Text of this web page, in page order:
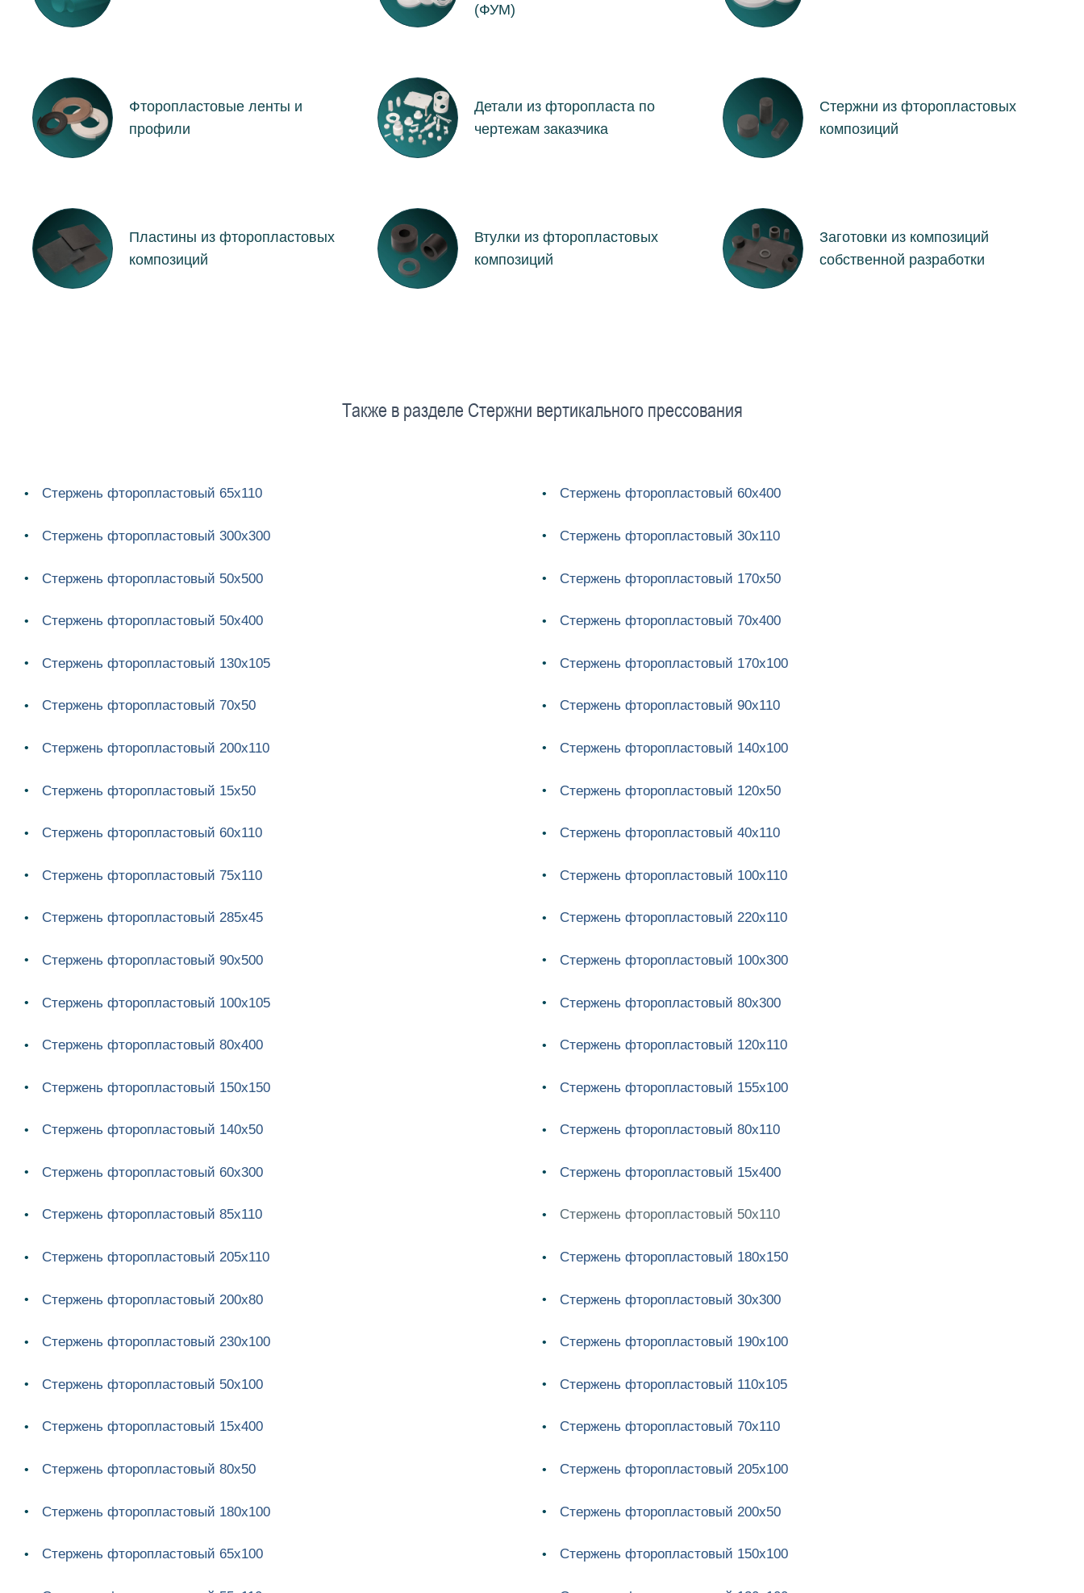
(ФУМ)
Фторопластовые ленты и
профили
Детали из фторопласта по
чертежам заказчика
Стержни из фторопластовых
композиций
Пластины из фторопластовых
композиций
Втулки из фторопластовых
композиций
Заготовки из композиций
собственной разработки
Также в разделе Cтержни вертикального прессования
Стержень фторопластовый 65х110 Стержень фторопластовый 60х400
Стержень фторопластовый 300х300 Стержень фторопластовый 30х110
Стержень фторопластовый 50х500 Стержень фторопластовый 170х50
Стержень фторопластовый 50х400 Стержень фторопластовый 70х400
Стержень фторопластовый 130х105 Стержень фторопластовый 170х100
Стержень фторопластовый 70х50 Стержень фторопластовый 90х110
Стержень фторопластовый 200х110 Стержень фторопластовый 140х100
Стержень фторопластовый 15х50 Стержень фторопластовый 120х50
Стержень фторопластовый 60х110 Стержень фторопластовый 40х110
Стержень фторопластовый 75х110 Стержень фторопластовый 100х110
Стержень фторопластовый 285х45 Стержень фторопластовый 220х110
Стержень фторопластовый 90х500 Стержень фторопластовый 100х300
Стержень фторопластовый 100х105 Стержень фторопластовый 80х300
Стержень фторопластовый 80х400 Стержень фторопластовый 120х110
Стержень фторопластовый 150х150 Стержень фторопластовый 155х100
Стержень фторопластовый 140х50 Стержень фторопластовый 80х110
Стержень фторопластовый 60х300 Стержень фторопластовый 15х400
Стержень фторопластовый 85х110 Стержень фторопластовый 50х110
Стержень фторопластовый 205х110 Стержень фторопластовый 180х150
Стержень фторопластовый 200х80 Стержень фторопластовый 30х300
Стержень фторопластовый 230х100 Стержень фторопластовый 190х100
Стержень фторопластовый 50х100 Стержень фторопластовый 110х105
Стержень фторопластовый 15х400 Стержень фторопластовый 70х110
Стержень фторопластовый 80х50 Стержень фторопластовый 205х100
Стержень фторопластовый 180х100 Стержень фторопластовый 200х50
Стержень фторопластовый 65х100 Стержень фторопластовый 150х100